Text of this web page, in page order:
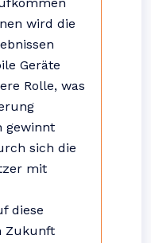
wird die
Geräte
Rolle, was
gewinnt
sich die
mit
diese
Zukunft